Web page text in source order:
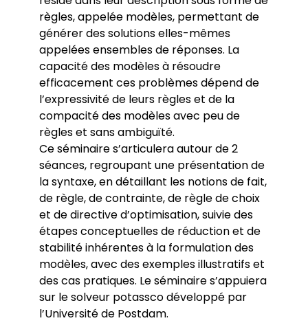
règles, appelée modèles, permettant de
générer des solutions elles-mêmes
appelées ensembles de réponses. La
capacité des modèles à résoudre
efficacement ces problèmes dépend de
l’expressivité de leurs règles et de la
compacité des modèles avec peu de
règles et sans ambiguïté.
Ce séminaire s’articulera autour de 2
séances, regroupant une présentation de
la syntaxe, en détaillant les notions de fait,
de règle, de contrainte, de règle de choix
et de directive d’optimisation, suivie des
étapes conceptuelles de réduction et de
stabilité inhérentes à la formulation des
modèles, avec des exemples illustratifs et
des cas pratiques. Le séminaire s’appuiera
sur le solveur potassco développé par
l’Université de Postdam.